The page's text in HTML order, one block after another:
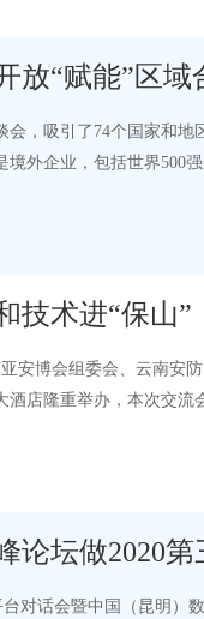
放“赋能”区域
，吸引了74个国家和
外企业，包括世界500
技术进“保山”
安博会组委会、云南安
店隆重举办，本次交流
论坛做2020
对话会暨中国（昆明）